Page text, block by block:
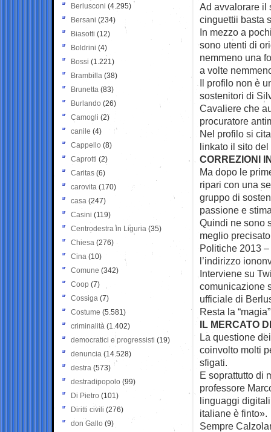
Ad avvalorare il
cinguettii basta
In mezzo a
sono utenti di
nemmeno una
a volte
Il profilo non è
sostenitori di
Cavaliere che
procuratore
Nel profilo si
linkato il sito
CORREZIONI
Ma dopo le
ripari con una
gruppo di
passione e
Quindi ne sono
meglio
Politiche 2013
l’indirizzo
Interviene su
comunicazione
ufficiale di
Resta la
IL MERCATO
La questione
coinvolto molti
sfigati.
E soprattutto di
professore
linguaggi
italiane è finto».
Sempre
Berlusconi (4.295)
Bersani (234)
Biasotti (12)
Boldrini (4)
Bossi (1.221)
Brambilla (38)
Brunetta (83)
Burlando (26)
Camogli (2)
canile (4)
Cappello (8)
Caprotti (2)
Caritas (6)
carovita (170)
casa (247)
Casini (119)
Centrodestra in Liguria (35)
Chiesa (276)
Cina (10)
Comune (342)
Coop (7)
Cossiga (7)
Costume (5.581)
criminalità (1.402)
democratici e progressisti (19)
denuncia (14.528)
destra (573)
destradipopolo (99)
Di Pietro (101)
Diritti civili (276)
don Gallo (9)